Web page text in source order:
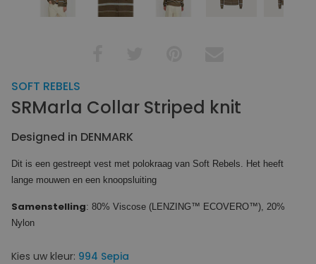
SOFT REBELS
SRMarla Collar Striped knit
Designed in DENMARK
Dit is een gestreept vest met polokraag van Soft Rebels. Het heeft
lange mouwen en een knoopsluiting
Samenstelling: 80% Viscose (LENZING™ ECOVERO™), 20%
Nylon
Kies uw kleur: 994 Sepia